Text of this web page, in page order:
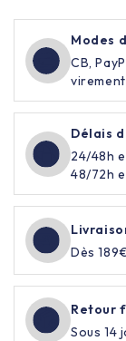
Modes
CB,
Délais
24/48h
48/72h
Dès
Retour
Sous 14